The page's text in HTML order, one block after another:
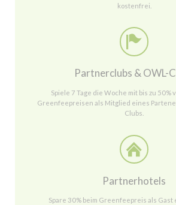
kostenfrei.
Partnerclubs & OWL-
Spiele 7 Tage die Woche mit bis zu 50%
Greenfeepreisen als Mitglied eines
Clubs.
Partnerhotels
Spare 30% beim Greenfeepreis als